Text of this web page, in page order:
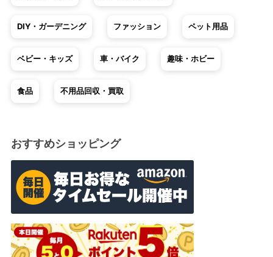
DIY・ガーデニング ファッション ペット用品
ベビー・キッズ 車・バイク 趣味・ホビー
食品 不用品回収・買取
おすすめショッピング